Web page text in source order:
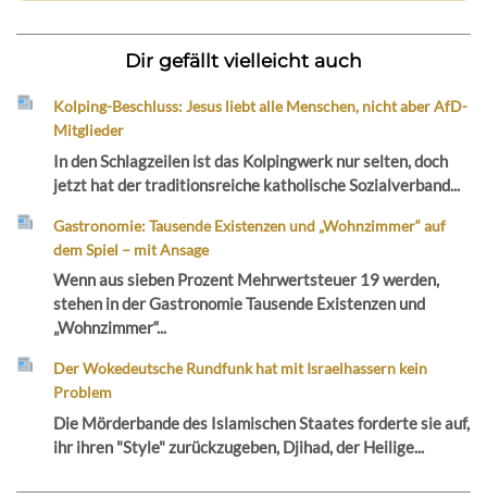
Dir gefällt vielleicht auch
Kolping-Beschluss: Jesus liebt alle Menschen, nicht aber AfD-
Mitglieder
In den Schlagzeilen ist das Kolpingwerk nur selten, doch
jetzt hat der traditionsreiche katholische Sozialverband...
Gastronomie: Tausende Existenzen und „Wohnzimmer“ auf
dem Spiel – mit Ansage
Wenn aus sieben Prozent Mehrwertsteuer 19 werden,
stehen in der Gastronomie Tausende Existenzen und
„Wohnzimmer“...
Der Wokedeutsche Rundfunk hat mit Israelhassern kein
Problem
Die Mörderbande des Islamischen Staates forderte sie auf,
ihr ihren "Style" zurückzugeben, Djihad, der Heilige...